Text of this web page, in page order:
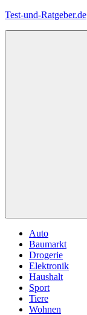
Zum
Test-und-Ratgeber.de
Auto
Baumarkt
Drogerie
Elektronik
Haushalt
Sport
Tiere
Wohnen